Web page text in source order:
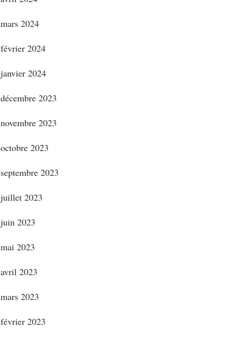
mars 2024
février 2024
janvier 2024
décembre 2023
novembre 2023
octobre 2023
septembre 2023
juillet 2023
juin 2023
mai 2023
avril 2023
mars 2023
février 2023